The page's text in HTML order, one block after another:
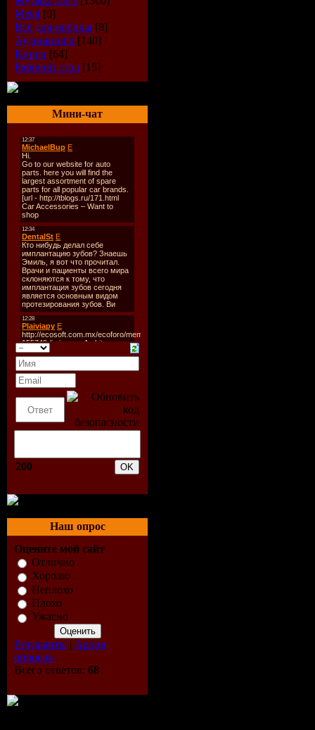
Metal [0]
Всё для мобилы [8]
Аудиокниги [140]
Книги [64]
Рабочий стол [15]
Мини-чат
200
Наш опрос
Оцените мой сайт
Отлично
Хорошо
Неплохо
Плохо
Ужасно
Результаты | Архив
опросов
Всего ответов: 68